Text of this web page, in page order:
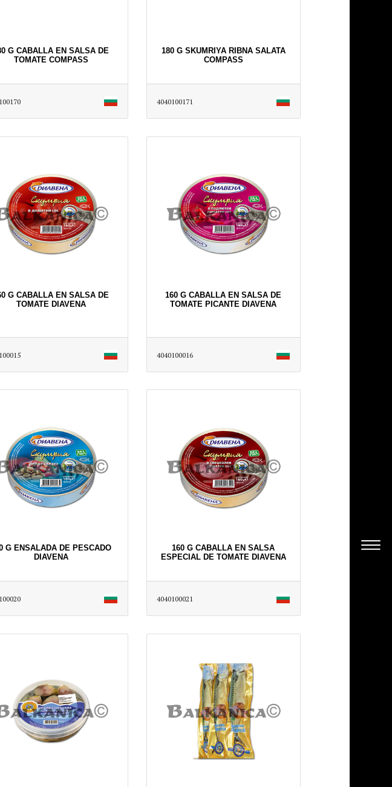
G CABALLA EN SALSA DE
TOMATE COMPASS
180 G SKUMRIYA RIBNA SALATA
COMPASS
4040100171
G CABALLA EN SALSA DE
TOMATE DIAVENA
160 G CABALLA EN SALSA DE
TOMATE PICANTE DIAVENA
4040100016
G ENSALADA DE PESCADO
DIAVENA
160 G CABALLA EN SALSA
ESPECIAL DE TOMATE DIAVENA
4040100021